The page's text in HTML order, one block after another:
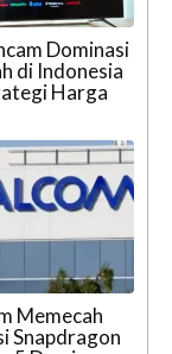
Dominasi
di Indonesia
Harga
Memecah
Snapdragon